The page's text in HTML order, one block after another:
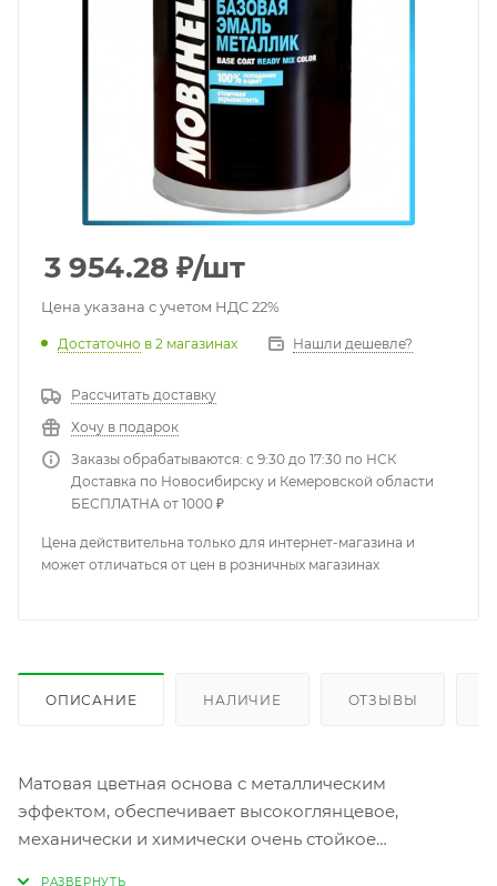
3 954.28 ₽/шт
Цена указана с учетом НДС 22%
Достаточно в 2 магазинах Нашли дешевле?
Рассчитать доставку
Хочу в подарок
Заказы обрабатываются: с 9:30 до 17:30 по НСК
Доставка по Новосибирску и Кемеровской области
БЕСПЛАТНА от 1000 ₽
Цена действительна только для интернет-магазина и
может отличаться от цен в розничных магазинах
ОПИСАНИЕ НАЛИЧИЕ ОТЗЫВЫ
Матовая цветная основа с металлическим
эффектом, обеспечивает высокоглянцевое,
механически и химически очень стойкое